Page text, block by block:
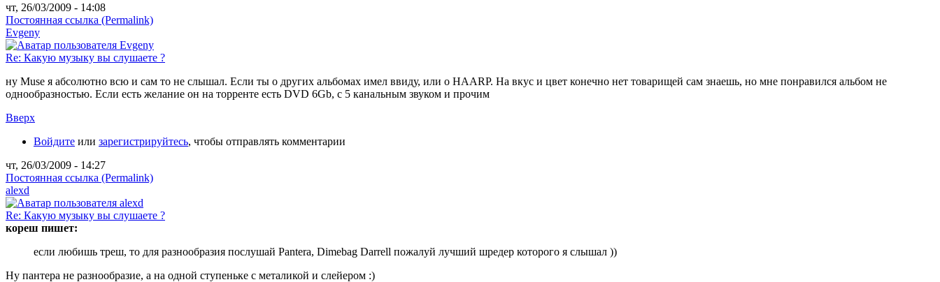
чт, 26/03/2009 - 14:08
Постоянная ссылка (Permalink)
Evgeny
Re: Какую музыку вы слушаете ?
ну Muse я абсолютно всю и сам то не слышал. Если ты о других альбомах имел ввиду, или о HAARP. На вкус и цвет конечно нет товарищей сам знаешь, но мне понравился альбом не
однообразностью. Если есть желание он на торренте есть DVD 6Gb, с 5 канальным звуком и прочим
Вверх
Войдите или зарегистрируйтесь, чтобы отправлять комментарии
чт, 26/03/2009 - 14:27
Постоянная ссылка (Permalink)
alexd
Re: Какую музыку вы слушаете ?
кореш пишет:
если любишь треш, то для разнообразия послушай Pantera, Dimebag Darrell пожалуй лучший шредер которого я слышал ))
Ну пантера не разнообразие, а на одной ступеньке с металикой и слейером :)